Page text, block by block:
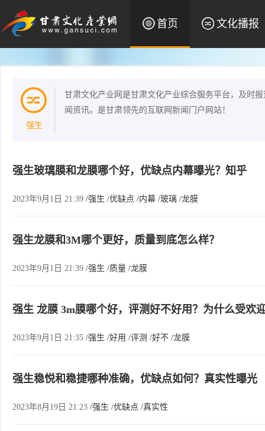
首页 文化播报
强生
甘肃文化产业网是甘肃文化产业综合服务平台，及时
闻资讯。是甘肃领先的互联网新闻门户网站！
强生玻璃膜和龙膜哪个好，优缺点内幕曝光？知乎
2023年9月1日 21:39 /强生 /优缺点 /内幕 /玻璃 /龙膜
强生龙膜和3M哪个更好，质量到底怎么样？
2023年9月1日 21:39 /强生 /质量 /龙膜
强生 龙膜 3m膜哪个好，评测好不好用？为什么受欢
2023年9月1日 21:35 /强生 /好用 /评测 /好不 /龙膜
强生稳悦和稳捷哪种准确，优缺点如何？真实性曝光
2023年8月19日 21:23 /强生 /优缺点 /真实性